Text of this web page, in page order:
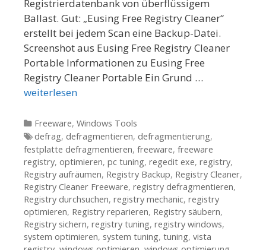
Registrierdatenbank von überflüssigem
Ballast. Gut: „Eusing Free Registry Cleaner“
erstellt bei jedem Scan eine Backup-Datei.
Screenshot aus Eusing Free Registry Cleaner
Portable Informationen zu Eusing Free
Registry Cleaner Portable Ein Grund …
weiterlesen
Kategorien
Freeware, Windows Tools
Tags
defrag, defragmentieren, defragmentierung,
festplatte defragmentieren, freeware, freeware
registry, optimieren, pc tuning, regedit exe, registry,
Registry aufräumen, Registry Backup, Registry Cleaner,
Registry Cleaner Freeware, registry defragmentieren,
Registry durchsuchen, registry mechanic, registry
optimieren, Registry reparieren, Registry säubern,
Registry sichern, registry tuning, registry windows,
system optimieren, system tuning, tuning, vista